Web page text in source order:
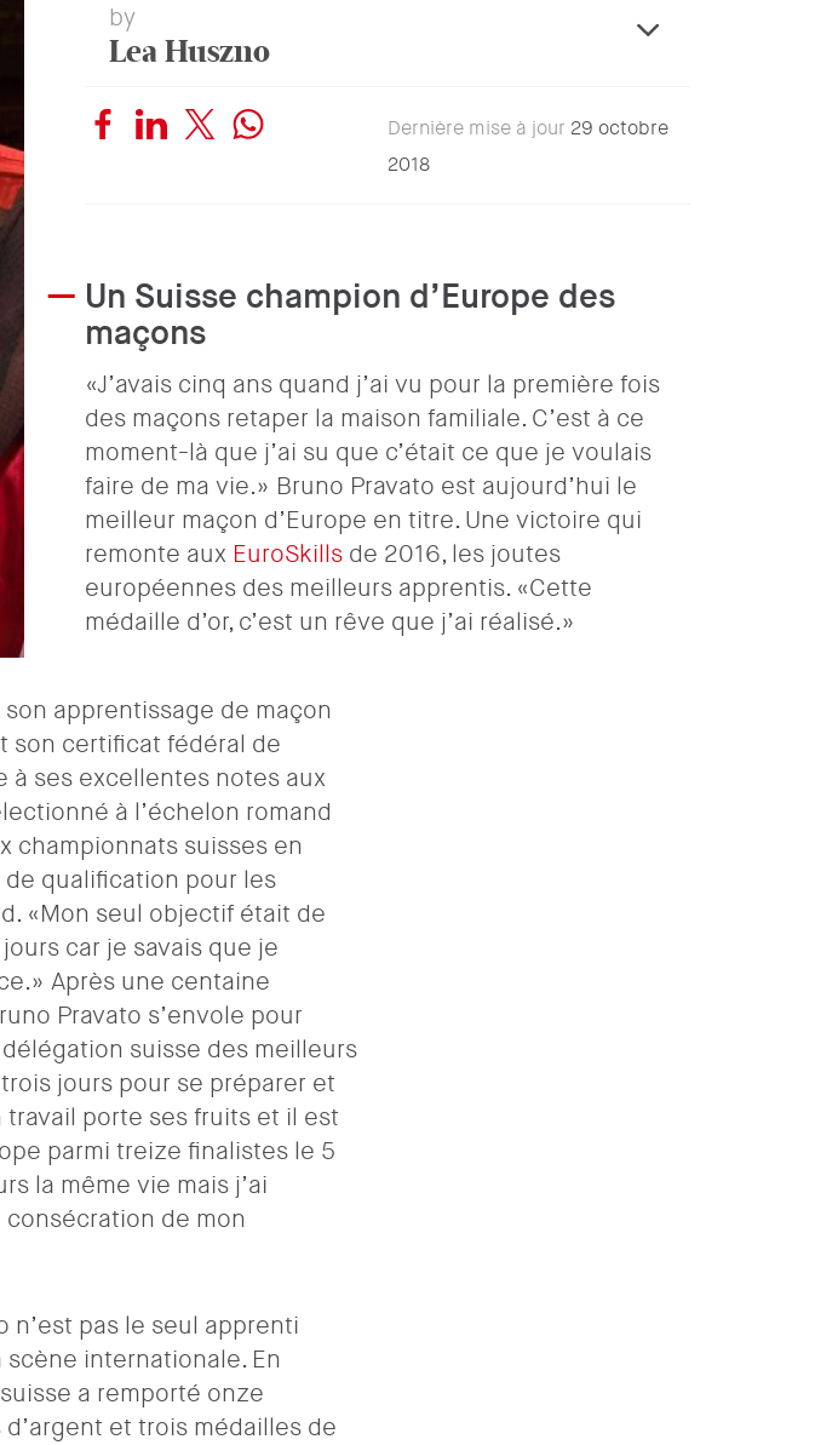
by
Lea Huszno
Dernière mise à jour 29 octobre
2018
Un Suisse champion d’Europe des
maçons
«J’avais cinq ans quand j’ai vu pour la première fois
des maçons retaper la maison familiale. C’est à ce
moment-là que j’ai su que c’était ce que je voulais
faire de ma vie.» Bruno Pravato est aujourd’hui le
meilleur maçon d’Europe en titre. Une victoire qui
remonte aux EuroSkills de 2016, les joutes
européennes des meilleurs apprentis. «Cette
médaille d’or, c’est un rêve que j’ai réalisé.»
apprentissage de maçon
son certificat fédéral de
à ses excellentes notes aux
à l’échelon romand
championnats suisses en
de qualification pour les
«Mon seul objectif était de
car je savais que je
Après une centaine
Pravato s’envole pour
suisse des meilleurs
jours pour se préparer et
porte ses fruits et il est
parmi treize finalistes le 5
la même vie mais j’ai
consécration de mon
n’est pas le seul apprenti
scène internationale. En
a remporté onze
d’argent et trois médailles de